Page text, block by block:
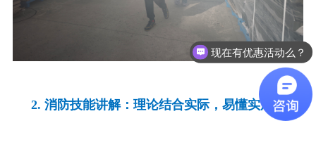
2. 消防技能讲解：理论结合实际，易懂实用
现在有优惠活动么？